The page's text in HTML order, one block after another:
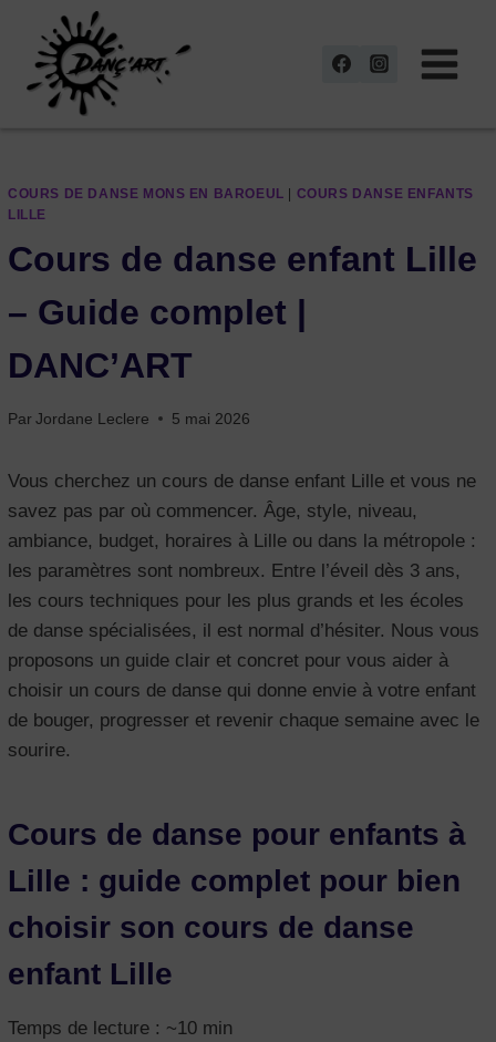
contenu
COURS DE DANSE MONS EN BAROEUL
COURS DANSE ENFANTS
LILLE
Cours de danse enfant Lille
– Guide complet |
DANC’ART
Par Jordane Leclere 5 mai 2026
Vous cherchez un cours de danse enfant Lille et vous ne
savez pas par où commencer. Âge, style, niveau,
ambiance, budget, horaires à Lille ou dans la métropole :
les paramètres sont nombreux. Entre l’éveil dès 3 ans,
les cours techniques pour les plus grands et les écoles
de danse spécialisées, il est normal d’hésiter. Nous vous
proposons un guide clair et concret pour vous aider à
choisir un cours de danse qui donne envie à votre enfant
de bouger, progresser et revenir chaque semaine avec le
sourire.
Cours de danse pour enfants à
Lille : guide complet pour bien
choisir son cours de danse
enfant Lille
Temps de lecture : ~10 min